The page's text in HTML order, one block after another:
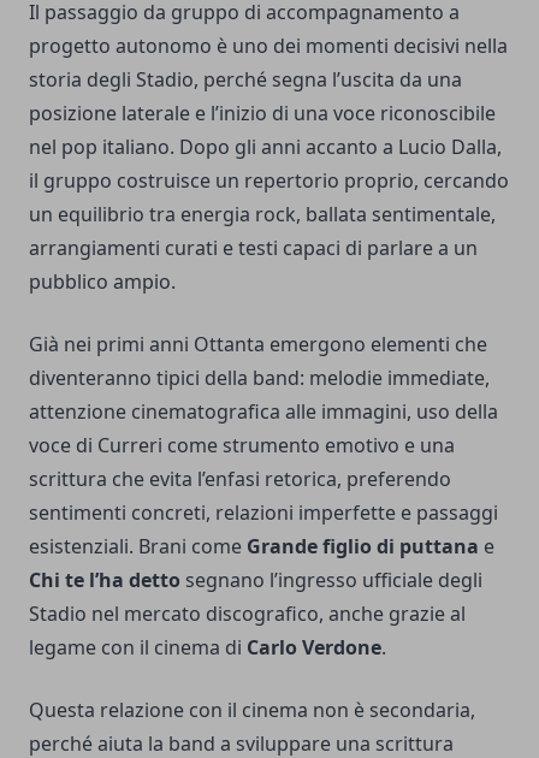
Il passaggio da gruppo di accompagnamento a
progetto autonomo è uno dei momenti decisivi nella
storia degli Stadio, perché segna l’uscita da una
posizione laterale e l’inizio di una voce riconoscibile
nel pop italiano. Dopo gli anni accanto a Lucio Dalla,
il gruppo costruisce un repertorio proprio, cercando
un equilibrio tra energia rock, ballata sentimentale,
arrangiamenti curati e testi capaci di parlare a un
pubblico ampio.
Già nei primi anni Ottanta emergono elementi che
diventeranno tipici della band: melodie immediate,
attenzione cinematografica alle immagini, uso della
voce di Curreri come strumento emotivo e una
scrittura che evita l’enfasi retorica, preferendo
sentimenti concreti, relazioni imperfette e passaggi
esistenziali. Brani come Grande figlio di puttana e
Chi te l’ha detto segnano l’ingresso ufficiale degli
Stadio nel mercato discografico, anche grazie al
legame con il cinema di Carlo Verdone.
Questa relazione con il cinema non è secondaria,
perché aiuta la band a sviluppare una scrittura